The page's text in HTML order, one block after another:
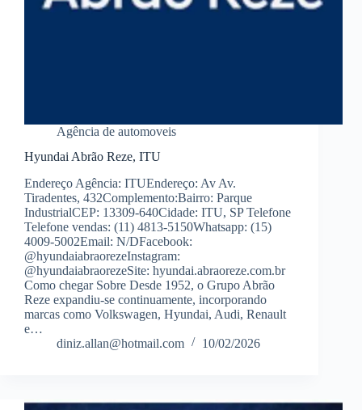
Agência de automoveis
Hyundai Abrão Reze, ITU
Endereço Agência: ITUEndereço: Av Av.
Tiradentes, 432Complemento:Bairro: Parque
IndustrialCEP: 13309-640Cidade: ITU, SP Telefone
Telefone vendas: (11) 4813-5150Whatsapp: (15)
4009-5002Email: N/DFacebook:
@hyundaiabraorezeInstagram:
@hyundaiabraorezeSite: hyundai.abraoreze.com.br
Como chegar Sobre Desde 1952, o Grupo Abrão
Reze expandiu-se continuamente, incorporando
marcas como Volkswagen, Hyundai, Audi, Renault
e…
diniz.allan@hotmail.com
10/02/2026